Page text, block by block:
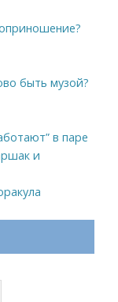
быть музой?
в паре
и